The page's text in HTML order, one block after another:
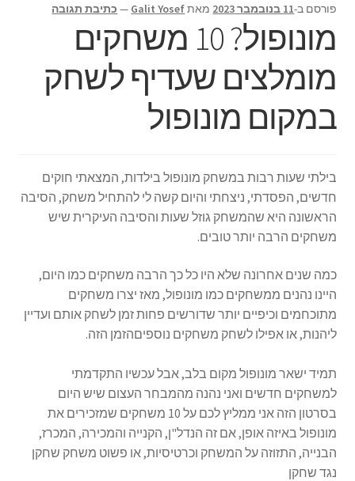
פורסם ב-11 בנובמבר 2023 מאתGalit Yosef
— כתיבת תגובה
מונופול? 10 משחקים
מומלצים שעדיף לשחק
במקום מונופול
בילתי שעות רבות במשחק מונופול בילדות, המצאתי חוקים
חדשים, הפסדתי, ניצחתי והיום קשה לי להתחיל משחק, הסיבה
הראשונה היא שהמשחק גוזל שעות והסיבה העיקרית שיש
משחקים הרבה יותר טובים.
כמה שנים אחרונה שלא היו כל כך הרבה משחקים כמו היום,
היינו נהנים ממשחקים כמו מונופול, מאז יצרו משחקים
מתוכחמים וכיפיים יותר שדורשים פחות זמן לשחק אותם ועדיין
ליהנות, או אפילו לשחק משחקים נוספיםהזמן הזה.
תמיד ישאר מונופול מקום בלב, אבל עכשיו התקדמתי
למשחקים חדשים ואני נהנה מהמבחר העצום שיש היום
בסרטון הזה אני ממליץ לכם על 10 משחקים שמזכירים את
מונופול באיזה אופן, אם זה הנדל"ן, הקנייה והמכירה, המכרז,
הבנייה, התזוזה על המשחק וכרטיסיות, או פשוט משחק שחקן
נגד שחקן